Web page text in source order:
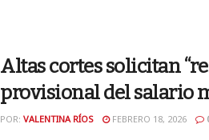
Altas cortes solicitan
provisional del salario
POR: VALENTINA RÍOS FEBRERO 18, 2026